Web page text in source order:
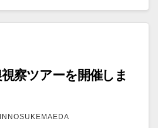
察ツアーを開催しま